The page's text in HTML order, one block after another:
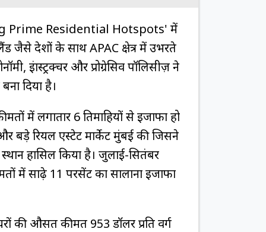
Prime Residential Hotspots' में
जैसे देशों के साथ APAC क्षेत्र में उभरते
इंफ्रास्ट्रक्चर और प्रोग्रेसिव पॉलिसीज़ ने
दिया है।
में लगातार 6 तिमाहियों से इजाफा हो
रियल एस्टेट मार्केट मुंबई की जिसने
स्थान हासिल किया है। जुलाई-सितंबर
में साढ़े 11 परसेंट का सालाना इजाफा
की औसत कीमत 953 डॉलर प्रति वर्ग